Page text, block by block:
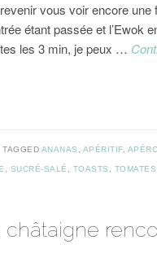
vous voir encore
étant passée et l’Ewok
les 3 min, je peux …
TAGGED ANANAS APÉRITIF,
SUCRÉ-SALÉ TOASTS TOMATES